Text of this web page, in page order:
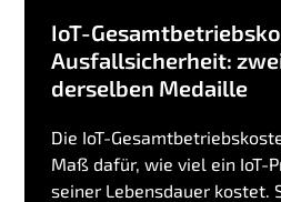
IoT-
Ausfallsicherheit:
derselben Medaille
Die IoT-
Maß dafür, wie viel ein IoT-
seiner Lebensdauer kostet.